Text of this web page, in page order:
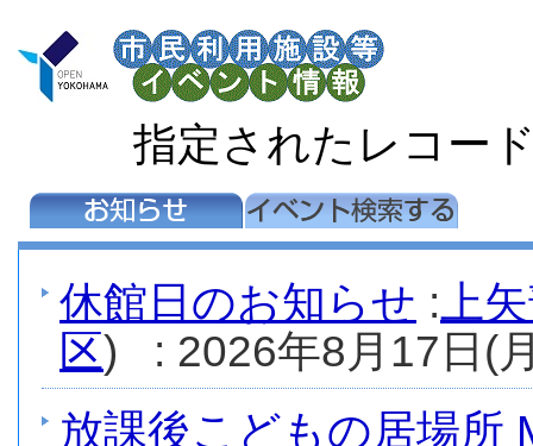
指定されたレコー
休館日のお知らせ : 上
区) : 2026年8月17日(
放課後こどもの居場所